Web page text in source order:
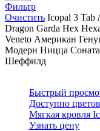
Фильтр
Очистить Icopal 3 Tab
Dragon Garda Hex
Veneto Американ
Модерн Ницца Соната
Шеффилд
Быстрый
Доступно
Мягкая кровля
Узнать цену